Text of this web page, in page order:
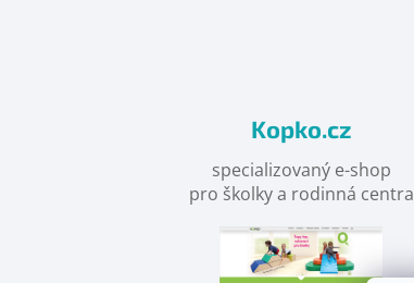
Kopko.cz
specializovaný e-shop
pro školky a rodinná centra